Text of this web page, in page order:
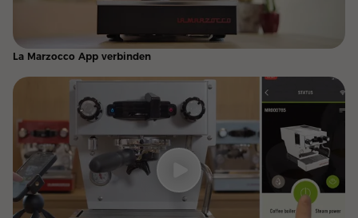
La Marzocco App verbinden